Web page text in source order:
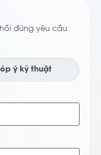
đúng yêu cầu
ý kỹ thuật